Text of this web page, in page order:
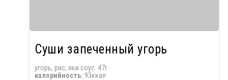
Суши запеченный угорь
угорь, рис, яки соус 47г.
калорийность: 93ккал